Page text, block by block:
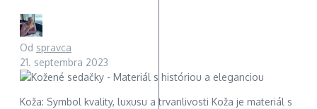
Od spravca
21. septembra 2023
Koža: Symbol kvality, luxusu a trvanlivosti Koža je materiál s